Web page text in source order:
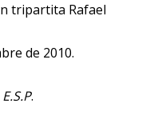
tripartita Rafael
de 2010.
.